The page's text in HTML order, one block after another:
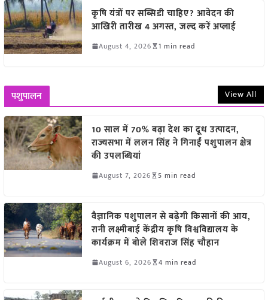
कृषि यंत्रों पर सब्सिडी चाहिए? आवेदन की
आखिरी तारीख 4 अगस्त, जल्द करें अप्लाई
August 4, 2026 1 min read
पशुपालन View All
10 साल में 70% बढ़ा देश का दूध उत्पादन,
राज्यसभा में ललन सिंह ने गिनाईं पशुपालन क्षेत्र
की उपलब्धियां
August 7, 2026 5 min read
वैज्ञानिक पशुपालन से बढ़ेगी किसानों की आय,
रानी लक्ष्मीबाई केंद्रीय कृषि विश्वविद्यालय के
कार्यक्रम में बोले शिवराज सिंह चौहान
August 6, 2026 4 min read